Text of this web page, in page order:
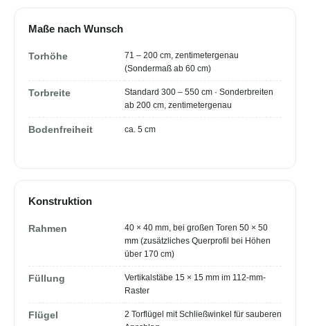
Maße nach Wunsch
Torhöhe
71 – 200 cm, zentimetergenau
(Sondermaß ab 60 cm)
Torbreite
Standard 300 – 550 cm · Sonderbreiten
ab 200 cm, zentimetergenau
Bodenfreiheit ca. 5 cm
Konstruktion
Rahmen
40 × 40 mm, bei großen Toren 50 × 50
mm (zusätzliches Querprofil bei Höhen
über 170 cm)
Füllung
Vertikalstäbe 15 × 15 mm im 112-mm-
Raster
Flügel
2 Torflügel mit Schließwinkel für sauberen